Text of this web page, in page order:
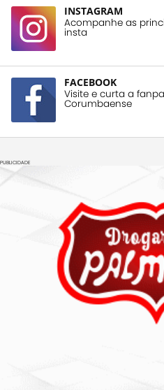
INSTAGRAM
Acompanhe as
insta
FACEBOOK
Visite e curta a
Corumbaense
PUBLICIDADE